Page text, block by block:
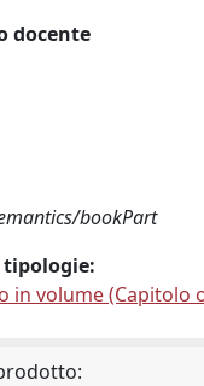
docente
bookPart
tipologie:
in volume (Capitolo